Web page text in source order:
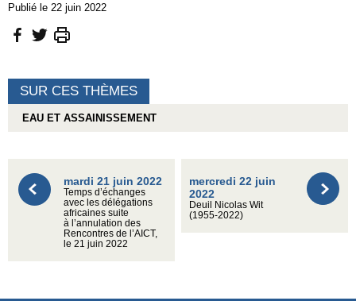
Publié le 22 juin 2022
SUR CES THÈMES
EAU ET ASSAINISSEMENT
mardi 21 juin 2022
Temps d’échanges
avec les délégations
africaines suite
à l’annulation des
Rencontres de l’AICT,
le 21 juin 2022
mercredi 22 juin
2022
Deuil Nicolas Wit
(1955-2022)